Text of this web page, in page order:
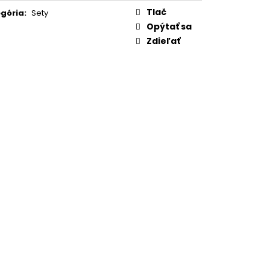
: Sety
Tlač
Opýtať sa
Zdieľať